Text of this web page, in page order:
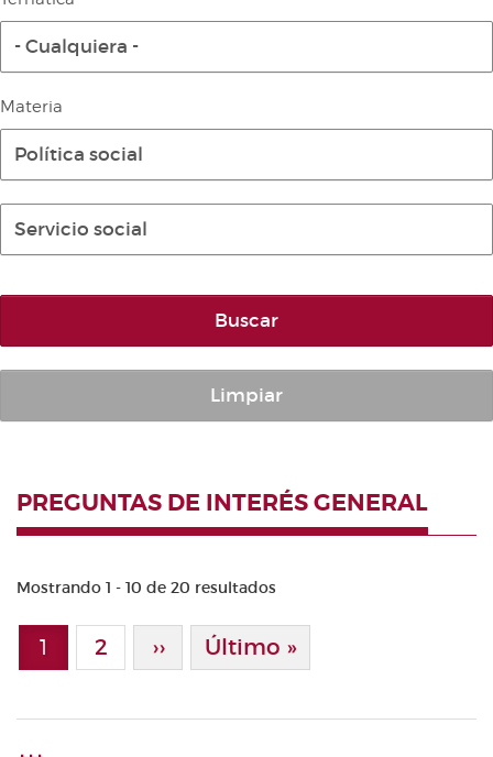
Diario de la Diputación Permanente
Informe BOC
Publicaciones no oficiales
Anuario de Derecho Parlamentario
Cortes Forales
Otras publicaciones
- Cualquiera -
Materia
Política social
Servicio social
Buscar
Limpiar
PREGUNTAS DE INTERÉS GENERAL
Mostrando 1 - 10 de 20 resultados
Página actual
1 Page
2 Siguiente Página
›› Última Página
Último »